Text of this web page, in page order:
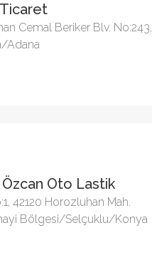
Cemal Beriker Blv. No:243,
Adana
Oto Lastik
42120 Horozluhan Mah.
Bölgesi/Selçuklu/Konya